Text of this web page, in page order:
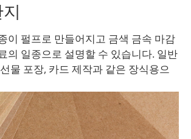
이 펄프로 만들어지고 금색 금속 마감
의 일종으로 설명할 수 있습니다. 일반
물 포장, 카드 제작과 같은 장식용으